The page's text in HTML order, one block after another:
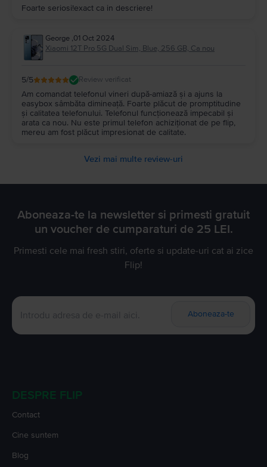
Foarte seriosi!exact ca in descriere!
George ,01 Oct 2024
Xiaomi 12T Pro 5G Dual Sim, Blue, 256 GB, Ca nou
5/5 Review verificat
Am comandat telefonul vineri după-amiază și a ajuns la
easybox sâmbăta dimineață. Foarte plăcut de promptitudine
și calitatea telefonului. Telefonul funcționează impecabil și
arata ca nou. Nu este primul telefon achiziționat de pe flip,
mereu am fost plăcut impresionat de calitate.
Vezi mai multe review-uri
Aboneaza-te la newsletter si primesti gratuit
un voucher de cumparaturi de 25 LEI.
Primesti cele mai fresh stiri, oferte si update-uri cat ai zice
Flip!
Aboneaza-te
DESPRE FLIP
Contact
Cine suntem
Blog